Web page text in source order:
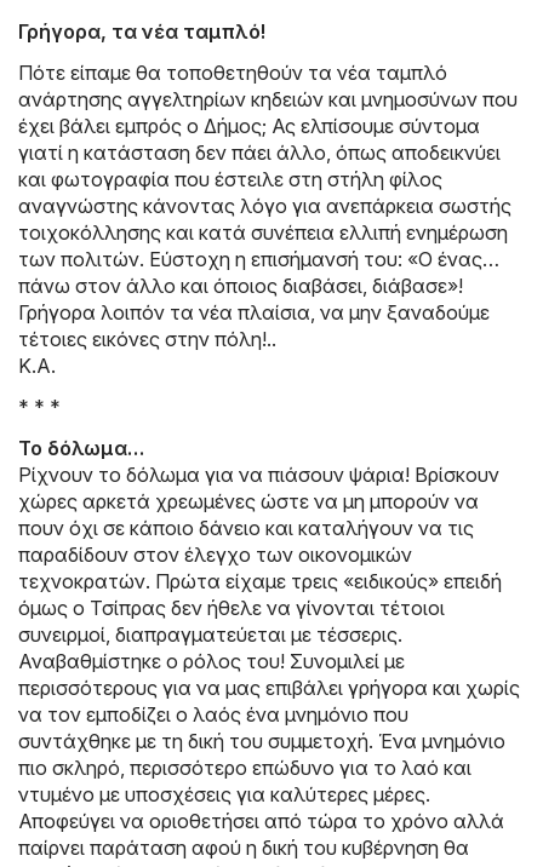
Γρήγορα, τα νέα ταμπλό!
Πότε είπαμε θα τοποθετηθούν τα νέα ταμπλό
ανάρτησης αγγελτηρίων κηδειών και μνημοσύνων που
έχει βάλει εμπρός ο Δήμος; Ας ελπίσουμε σύντομα
γιατί η κατάσταση δεν πάει άλλο, όπως αποδεικνύει
και φωτογραφία που έστειλε στη στήλη φίλος
αναγνώστης κάνοντας λόγο για ανεπάρκεια σωστής
τοιχοκόλλησης και κατά συνέπεια ελλιπή ενημέρωση
των πολιτών. Εύστοχη η επισήμανσή του: «Ο ένας…
πάνω στον άλλο και όποιος διαβάσει, διάβασε»!
Γρήγορα λοιπόν τα νέα πλαίσια, να μην ξαναδούμε
τέτοιες εικόνες στην πόλη!..
Κ.Α.
* * *
Το δόλωμα…
Ρίχνουν το δόλωμα για να πιάσουν ψάρια! Βρίσκουν
χώρες αρκετά χρεωμένες ώστε να μη μπορούν να
πουν όχι σε κάποιο δάνειο και καταλήγουν να τις
παραδίδουν στον έλεγχο των οικονομικών
τεχνοκρατών. Πρώτα είχαμε τρεις «ειδικούς» επειδή
όμως ο Τσίπρας δεν ήθελε να γίνονται τέτοιοι
συνειρμοί, διαπραγματεύεται με τέσσερις.
Αναβαθμίστηκε ο ρόλος του! Συνομιλεί με
περισσότερους για να μας επιβάλει γρήγορα και χωρίς
να τον εμποδίζει ο λαός ένα μνημόνιο που
συντάχθηκε με τη δική του συμμετοχή. Ένα μνημόνιο
πιο σκληρό, περισσότερο επώδυνο για το λαό και
ντυμένο με υποσχέσεις για καλύτερες μέρες.
Αποφεύγει να οριοθετήσει από τώρα το χρόνο αλλά
παίρνει παράταση αφού η δική του κυβέρνηση θα